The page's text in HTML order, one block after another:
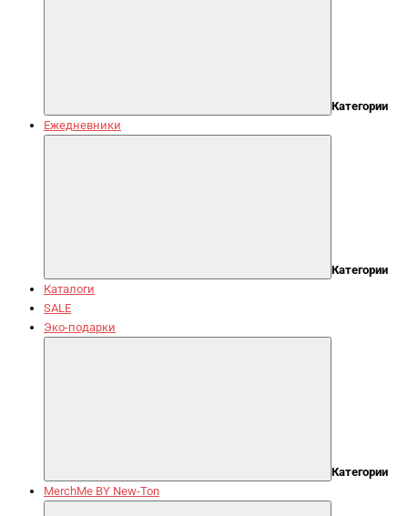
Категории
Ежедневники
Категории
Каталоги
SALE
Эко-подарки
Категории
MerchMe BY New-Ton